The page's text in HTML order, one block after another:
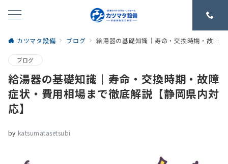
カツマタ設備 ブログ 給湯器の基礎知識｜寿命・交換時期・故障症状・費用相場まで徹底解説【静岡県内対応】
ブログ
給湯器の基礎知識｜寿命・交換時期・故障
症状・費用相場まで徹底解説【静岡県内対
応】
by katsumatasetsubi